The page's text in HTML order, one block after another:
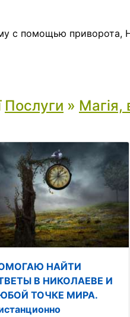
с помощью приворота,
Послуги » Магія,
НАЙТИ
В НИКОЛАЕВЕ И
ТОЧКЕ МИРА.